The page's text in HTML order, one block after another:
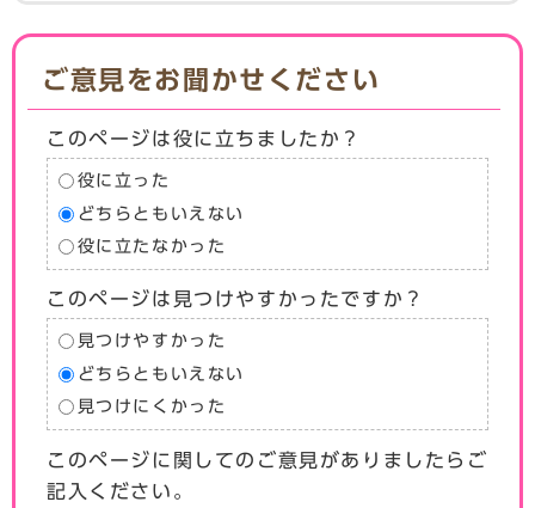
ご意見をお聞かせください
このページは役に立ちましたか？
役に立った
どちらともいえない
役に立たなかった
このページは見つけやすかったですか？
見つけやすかった
どちらともいえない
見つけにくかった
このページに関してのご意見がありましたらご
記入ください。